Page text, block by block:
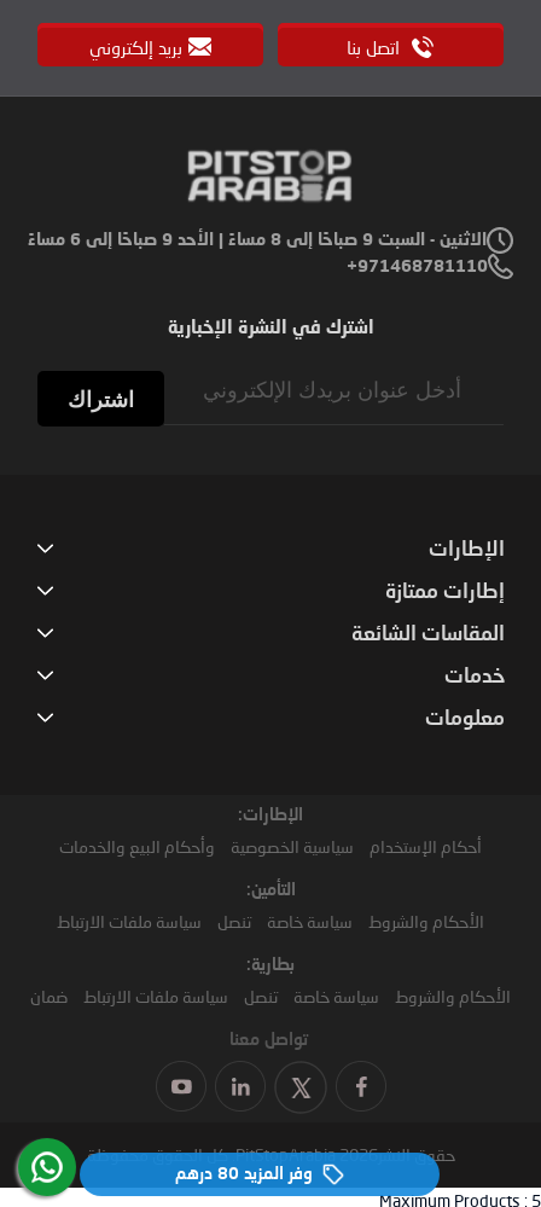
وفر المزيد 80 درهم‏
اتصل بنا بريد إلكتروني
الاثنين - السبت 9 صباحًا إلى 8 مساءً | الأحد 9 صباحًا إلى 6 مساءً
971468781110+
اشترك في النشرة الإخبارية
اشتراك
الإطارات
إطارات ممتازة
المقاسات الشائعة
خدمات
معلومات
الإطارات:
أحكام الإستخدام سياسية الخصوصية وأحكام البيع والخدمات
التأمين:
الأحكام والشروط سياسة خاصة تنصل سياسة ملفات الارتباط
بطارية:
الأحكام والشروط سياسة خاصة تنصل سياسة ملفات الارتباط ضمان
تواصل معنا
حقوق النشر2026 PitStopArabia. كل الحقوق محفوظة
Maximum Products : 5